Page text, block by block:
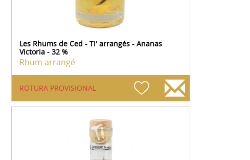
Les Rhums de Ced - Ti' arrangés - Ananas
Victoria - 32 %
Rhum arrangé
ROTURA PROVISIONAL